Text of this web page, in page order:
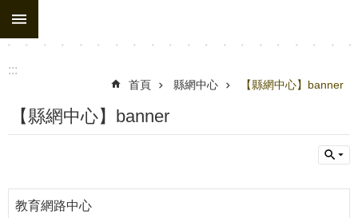
跳到主要內容區塊
:::
首頁 縣網中心 【縣網中心】banner
【縣網中心】banner
教育網路中心